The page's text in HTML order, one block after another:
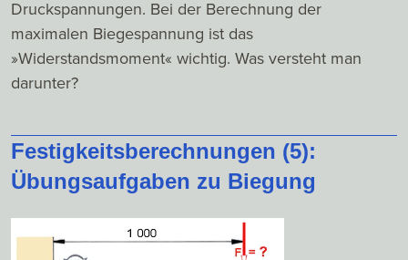
Druckspannungen. Bei der Berechnung der
maximalen Biegespannung ist das
»Widerstandsmoment« wichtig. Was versteht man
darunter?
Festigkeitsberechnungen (5):
Übungsaufgaben zu Biegung